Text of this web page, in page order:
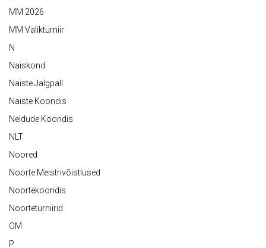
MM 2026
MM Valikturniir
N
Naiskond
Naiste Jalgpall
Naiste Koondis
Neidude Koondis
NLT
Noored
Noorte Meistrivõistlused
Noortekoondis
Noorteturniirid
OM
P